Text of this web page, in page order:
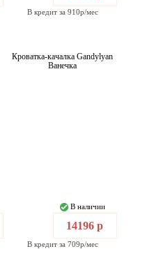
В кредит за 910р/мес
Кроватка-качалка Gandylyan
Ванечка
В наличии
14196 р
В кредит за 709р/мес